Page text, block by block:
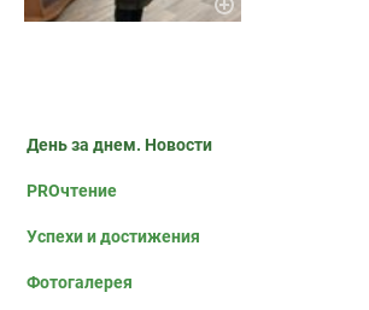
День за днем. Новости
PROчтение
Успехи и достижения
Фотогалерея